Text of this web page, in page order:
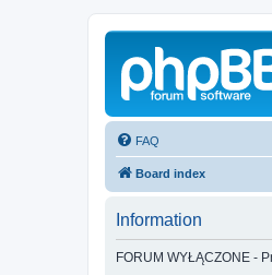
FAQ
Board index
Information
FORUM WYŁĄCZONE -